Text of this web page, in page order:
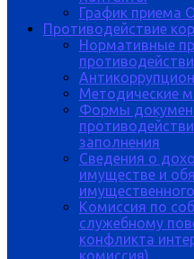
График приема
Противодействие
Нормативные
Методические
Формы
заполнения
Сведения о
имуществе и
Комиссия по
служебному
конфликта
комиссия)